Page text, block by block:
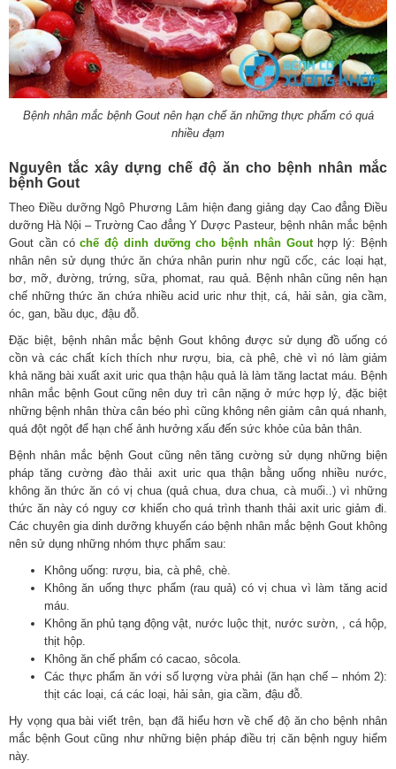
Bệnh nhân mắc bệnh Gout nên hạn chế ăn những thực phẩm có quá
nhiều đạm
Nguyên tắc xây dựng chế độ ăn cho bệnh nhân mắc
bệnh Gout
Theo Điều dưỡng Ngô Phương Lâm hiện đang giảng dạy Cao đẳng Điều
dưỡng Hà Nội – Trường Cao đẳng Y Dược Pasteur, bệnh nhân mắc bệnh
Gout cần cóchế độ dinh dưỡng cho bệnh nhân Gouthợp lý: Bệnh
nhân nên sử dụng thức ăn chứa nhân purin như ngũ cốc, các loại hạt,
bơ, mỡ, đường, trứng, sữa, phomat, rau quả. Bệnh nhân cũng nên hạn
chế những thức ăn chứa nhiều acid uric như thịt, cá, hải sản, gia cầm,
óc, gan, bầu dục, đậu đỗ.
Đặc biệt, bệnh nhân mắc bệnh Gout không được sử dụng đồ uống có
cồn và các chất kích thích như rượu, bia, cà phê, chè vì nó làm giảm
khả năng bài xuất axit uric qua thận hậu quả là làm tăng lactat máu. Bệnh
nhân mắc bệnh Gout cũng nên duy trì cân nặng ở mức hợp lý, đặc biệt
những bệnh nhân thừa cân béo phì cũng không nên giảm cân quá nhanh,
quá đột ngột để hạn chế ảnh hưởng xấu đến sức khỏe của bản thân.
Bệnh nhân mắc bệnh Gout cũng nên tăng cường sử dụng những biện
pháp tăng cường đào thải axit uric qua thận bằng uống nhiều nước,
không ăn thức ăn có vị chua (quả chua, dưa chua, cà muối..) vì những
thức ăn này có nguy cơ khiến cho quá trình thanh thải axit uric giảm đi.
Các chuyên gia dinh dưỡng khuyến cáo bệnh nhân mắc bệnh Gout không
nên sử dụng những nhóm thực phẩm sau:
Không uống: rượu, bia, cà phê, chè.
Không ăn uống thực phẩm (rau quả) có vị chua vì làm tăng acid
máu.
Không ăn phủ tạng động vật, nước luộc thịt, nước sườn, , cá hộp,
thịt hộp.
Không ăn chế phẩm có cacao, sôcola.
Các thực phẩm ăn với số lượng vừa phải (ăn hạn chế – nhóm 2):
thịt các loại, cá các loại, hải sản, gia cầm, đậu đỗ.
Hy vọng qua bài viết trên, bạn đã hiểu hơn về chế độ ăn cho bệnh nhân
mắc bệnh Gout cũng như những biện pháp điều trị căn bệnh nguy hiểm
này.